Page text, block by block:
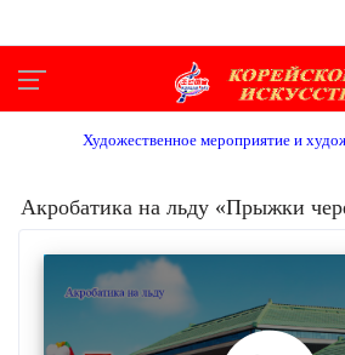
Художественное мероприятие и
Акробатика на льду «Прыжки